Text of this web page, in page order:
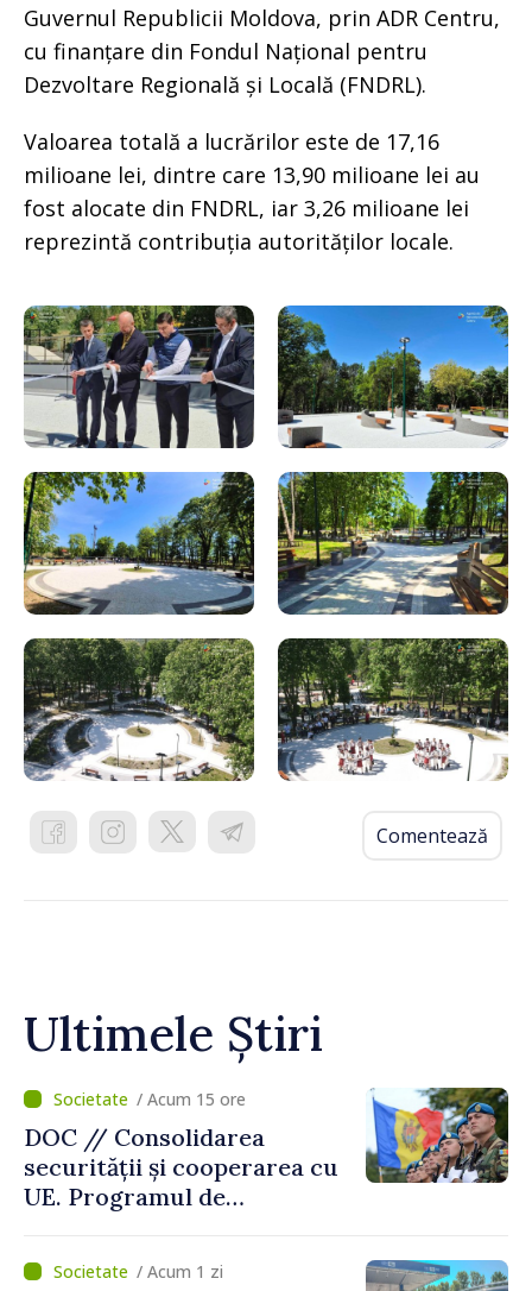
Guvernul Republicii Moldova, prin ADR Centru,
cu finanțare din Fondul Național pentru
Dezvoltare Regională și Locală (FNDRL).
Valoarea totală a lucrărilor este de 17,16
milioane lei, dintre care 13,90 milioane lei au
fost alocate din FNDRL, iar 3,26 milioane lei
reprezintă contribuția autorităților locale.
Comentează
Ultimele Știri
/ Acum 15 ore
DOC // Consolidarea
securității și cooperarea cu
UE. Programul de
Naționale de Apărare pentru
/ Acum 1 zi